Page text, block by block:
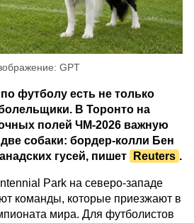
GPT
футболу есть не только
В Торонто на
полей ЧМ-2026 важную
собаки: бордер-колли Бен
гусей, пишет
Reuters .
Park на северо-западе
команды, которые приезжают в
мира. Для футболистов